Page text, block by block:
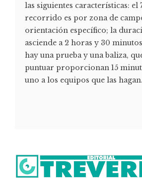
las siguientes características: el
recorrido es por zona de
orientación específico; la
asciende a 2 horas y 30
hay una prueba y una baliza,
puntuar proporcionan 15
uno a los equipos que las hagan.